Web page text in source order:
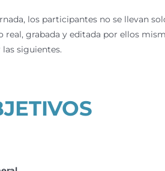
los participantes no se llevan
real, grabada y editada por ellos
siguientes.